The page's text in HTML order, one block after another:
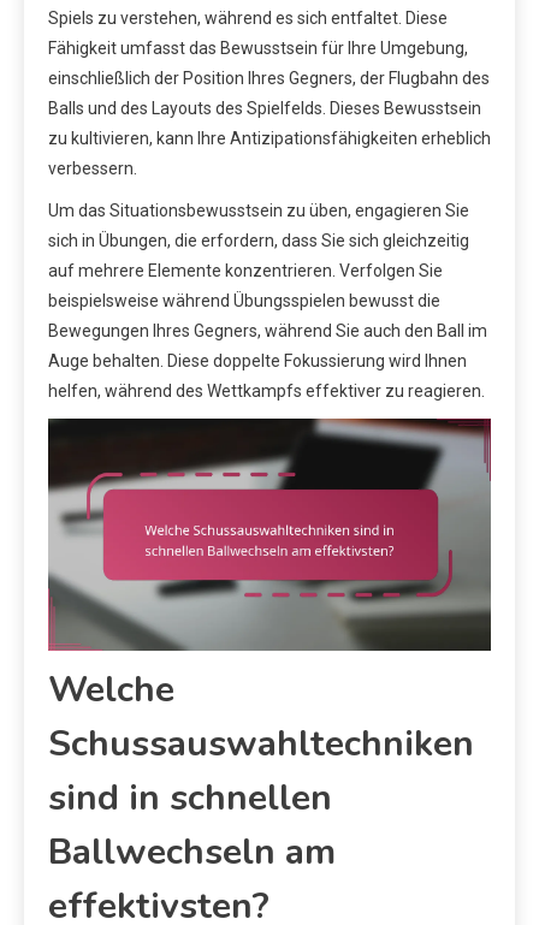
Spiels zu verstehen, während es sich entfaltet. Diese
Fähigkeit umfasst das Bewusstsein für Ihre Umgebung,
einschließlich der Position Ihres Gegners, der Flugbahn des
Balls und des Layouts des Spielfelds. Dieses Bewusstsein
zu kultivieren, kann Ihre Antizipationsfähigkeiten erheblich
verbessern.
Um das Situationsbewusstsein zu üben, engagieren Sie
sich in Übungen, die erfordern, dass Sie sich gleichzeitig
auf mehrere Elemente konzentrieren. Verfolgen Sie
beispielsweise während Übungsspielen bewusst die
Bewegungen Ihres Gegners, während Sie auch den Ball im
Auge behalten. Diese doppelte Fokussierung wird Ihnen
helfen, während des Wettkampfs effektiver zu reagieren.
Welche
Schussauswahltechniken
sind in schnellen
Ballwechseln am
effektivsten?